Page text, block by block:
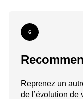
6
Reprenez un
de l’évolution de